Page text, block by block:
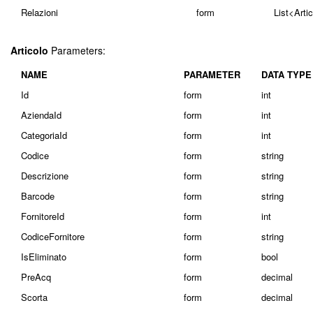
Relazioni
form
Articolo Parameters:
NAME PARAMETER
DATA TYPE
Id
form
int
AziendaId
form
int
CategoriaId
form
int
Codice
form
string
Descrizione
form
string
Barcode
form
string
FornitoreId
form
int
CodiceFornitore
form
string
IsEliminato
form
bool
PreAcq
form
decimal
Scorta
form
decimal